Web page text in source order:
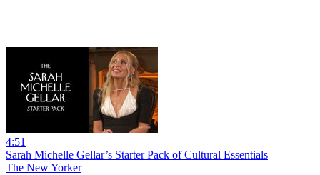
4:51
Sarah Michelle Gellar’s Starter Pack of Cultural Essentials
The New Yorker